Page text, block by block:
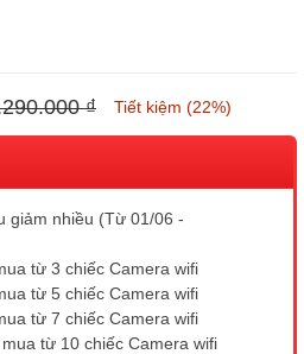
₫ Tiết kiệm (22%)
giảm nhiều (Từ 01/06 -
từ 3 chiếc Camera wifi
từ 5 chiếc Camera wifi
từ 7 chiếc Camera wifi
từ 10 chiếc Camera wifi